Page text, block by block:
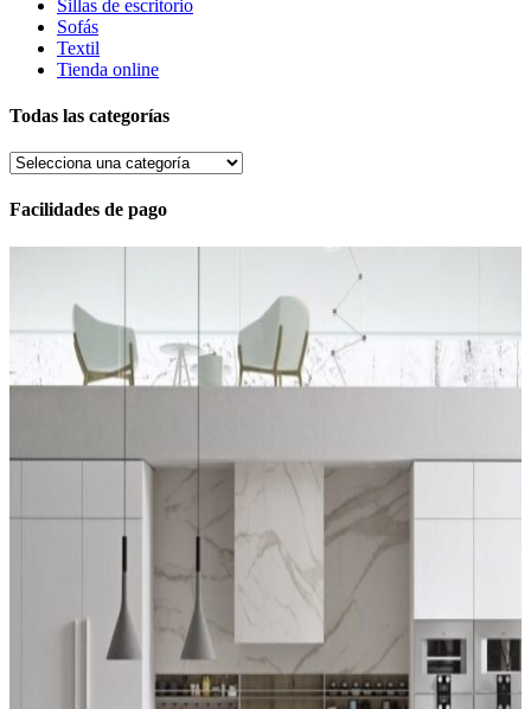
Sillas de escritorio
Sofás
Textil
Tienda online
Todas las categorías
Facilidades de pago